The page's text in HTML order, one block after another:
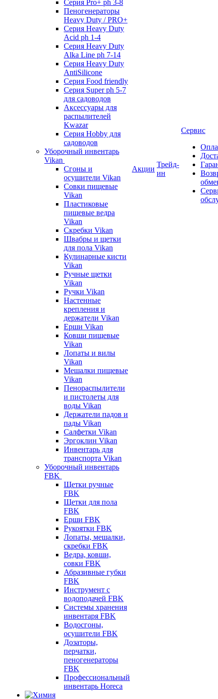
Серия Pro+ ph 3-8
Пеногенераторы
Heavy Duty / PRO+
Серия Heavy Duty
Acid ph 1-4
Серия Heavy Duty
Alka Line ph 7-14
Серия Heavy Duty
AntiSilicone
Серия Food friendly
Серия Super ph 5-7
для садоводов
Аксессуары для
распылителей
Kwazar
Серия Hobby для
садоводов
Уборочный инвентарь
Vikan
Сгоны и
осушители Vikan
Совки пищевые
Vikan
Пластиковые
пищевые ведра
Vikan
Скребки Vikan
Швабры и щетки
для пола Vikan
Кулинарные кисти
Vikan
Ручные щетки
Vikan
Ручки Vikan
Настенные
крепления и
держатели Vikan
Ерши Vikan
Ковши пищевые
Vikan
Лопаты и вилы
Vikan
Мешалки пищевые
Vikan
Пенораспылители
и пистолеты для
воды Vikan
Держатели падов и
пады Vikan
Салфетки Vikan
Эргоклин Vikan
Инвентарь для
транспорта Vikan
Уборочный инвентарь
FBK
Щетки ручные
FBK
Щетки для пола
FBK
Ерши FBK
Рукоятки FBK
Лопаты, мешалки,
скребки FBK
Ведра, ковши,
совки FBK
Абразивные губки
FBK
Инструмент с
водоподачей FBK
Системы хранения
инвентаря FBK
Водосгоны,
осушители FBK
Дозаторы,
перчатки,
пеногенераторы
FBK
Профессиональный
инвентарь Horeca
Акции
Трейд-
ин
Сервис